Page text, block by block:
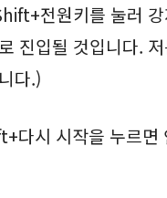
전원키를 눌러
진입될 것입니다.
다.)
다시 시작을 누르면